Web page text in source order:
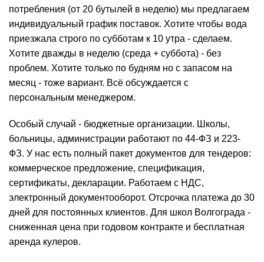
потребления (от 20 бутылей в неделю) мы предлагаем
индивидуальный график поставок. Хотите чтобы вода
приезжала строго по субботам к 10 утра - сделаем.
Хотите дважды в неделю (среда + суббота) - без
проблем. Хотите только по будням но с запасом на
месяц - тоже вариант. Всё обсуждается с
персональным менеджером.
Особый случай - бюджетные организации. Школы,
больницы, администрации работают по 44-ФЗ и 223-
ФЗ. У нас есть полный пакет документов для тендеров:
коммерческое предложение, спецификация,
сертификаты, декларации. Работаем с НДС,
электронный документооборот. Отсрочка платежа до 30
дней для постоянных клиентов. Для школ Волгограда -
сниженная цена при годовом контракте и бесплатная
аренда кулеров.